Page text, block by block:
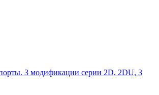
3 модификации серии 2D, 2DU, 3